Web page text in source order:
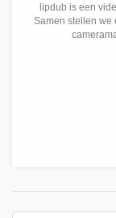
lipdub is een
Samen stellen we